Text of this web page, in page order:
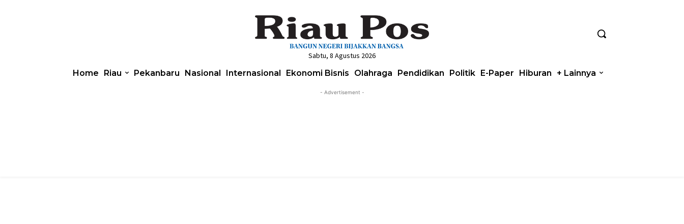
Sabtu, 8 Agustus 2026
Home Riau Pekanbaru Nasional Internasional Ekonomi Bisnis Olahraga Pendidikan Politik E-Paper Hiburan + Lainnya
- Advertisement -